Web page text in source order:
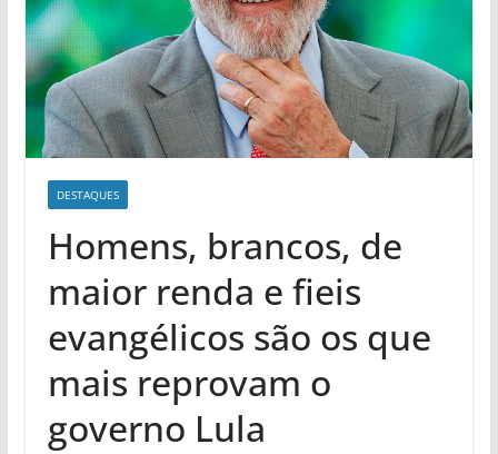
DESTAQUES
Homens, brancos, de
maior renda e fieis
evangélicos são os que
mais reprovam o
governo Lula